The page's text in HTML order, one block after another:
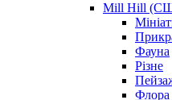
Mill Hill
Фауна
Різне
Флора